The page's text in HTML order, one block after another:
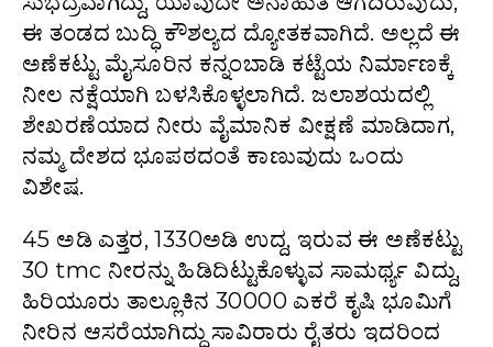
ಈ ತಂಡದ ಬುದ್ಧಿ ಕೌಶಲ್ಯದ ದ್ಯೋತಕವಾಗಿದೆ. ಅಲ್ಲದೆ ಈ
ಅಣೆಕಟ್ಟು ಮೈಸೂರಿನ ಕನ್ನಂಬಾಡಿ ಕಟ್ಟೆಯ ನಿರ್ಮಾಣಕ್ಕೆ
ನೀಲ ನಕ್ಷೆಯಾಗಿ ಬಳಸಿಕೊಳ್ಳಲಾಗಿದೆ. ಜಲಾಶಯದಲ್ಲಿ
ಶೇಖರಣೆಯಾದ ನೀರು ವೈಮಾನಿಕ ವೀಕ್ಷಣೆ ಮಾಡಿದಾಗ,
ನಮ್ಮ ದೇಶದ ಭೂಪಠದಂತೆ ಕಾಣುವುದು ಒಂದು
ವಿಶೇಷ.
45 ಅಡಿ ಎತ್ತರ, 1330ಅಡಿ ಉದ್ದ, ಇರುವ ಈ ಅಣೆಕಟ್ಟು
30 tmc ನೀರನ್ನು ಹಿಡಿದಿಟ್ಟುಕೊಳ್ಳುವ ಸಾಮರ್ಥ್ಯ ವಿದ್ದು,
ಹಿರಿಯೂರು ತಾಲ್ಲೂಕಿನ 30000 ಎಕರೆ ಕೃಷಿ ಭೂಮಿಗೆ
ನೀರಿನ ಆಸರೆಯಾಗಿದ್ದು ಸಾವಿರಾರು ರೈತರು ಇದರಿಂದ